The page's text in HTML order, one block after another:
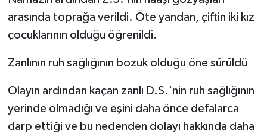
arasında toprağa verildi. Öte yandan, çiftin iki kız
çocuklarının olduğu öğrenildi.
Zanlının ruh sağlığının bozuk olduğu öne sürüldü
Olayın ardından kaçan zanlı D.S.'nin ruh sağlığının
yerinde olmadığı ve eşini daha önce defalarca
darp ettiği ve bu nedenden dolayı hakkında daha